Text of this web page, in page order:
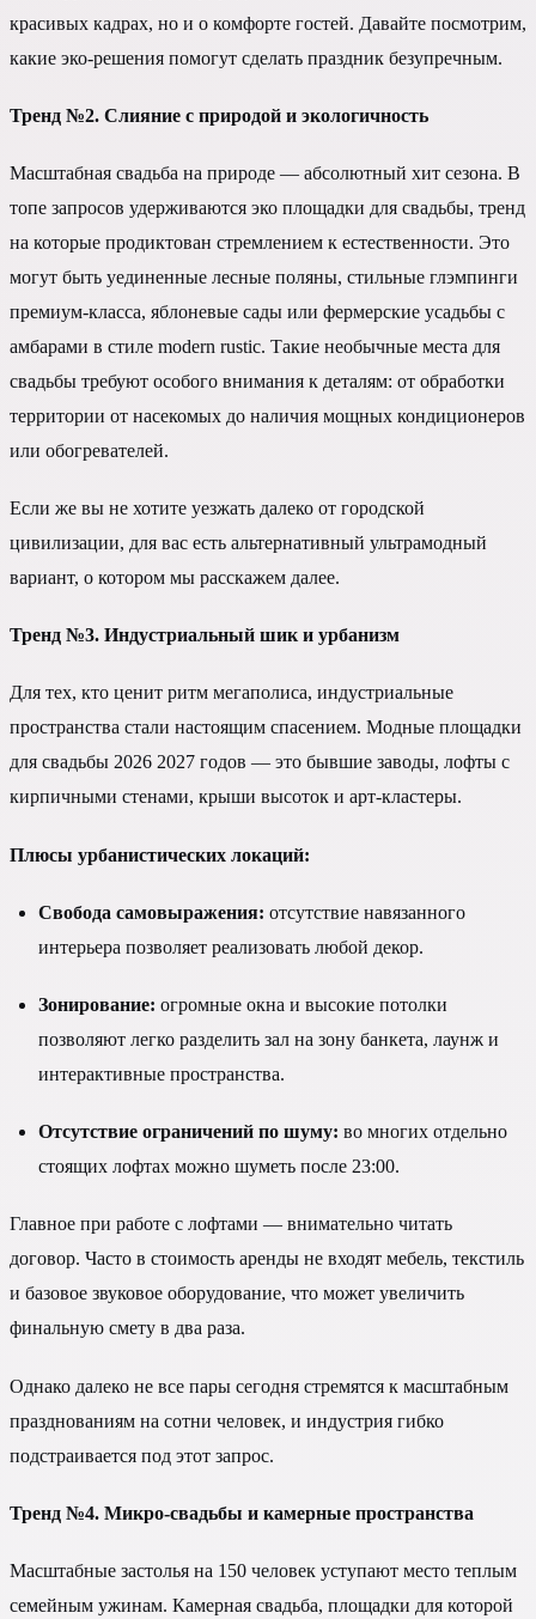
красивых кадрах, но и о комфорте гостей. Давайте посмотрим,
какие эко-решения помогут сделать праздник безупречным.
Тренд №2. Слияние с природой и экологичность
Масштабная свадьба на природе — абсолютный хит сезона. В
топе запросов удерживаются эко площадки для свадьбы, тренд
на которые продиктован стремлением к естественности. Это
могут быть уединенные лесные поляны, стильные глэмпинги
премиум-класса, яблоневые сады или фермерские усадьбы с
амбарами в стиле modern rustiс. Такие необычные места для
свадьбы требуют особого внимания к деталям: от обработки
территории от насекомых до наличия мощных кондиционеров
или обогревателей.
Если же вы не хотите уезжать далеко от городской
цивилизации, для вас есть альтернативный ультрамодный
вариант, о котором мы расскажем далее.
Тренд №3. Индустриальный шик и урбанизм
Для тех, кто ценит ритм мегаполиса, индустриальные
пространства стали настоящим спасением. Модные площадки
для свадьбы 2026 2027 годов — это бывшие заводы, лофты с
кирпичными стенами, крыши высоток и арт-кластеры.
Плюсы урбанистических локаций:
Свобода самовыражения: отсутствие навязанного
интерьера позволяет реализовать любой декор.
Зонирование: огромные окна и высокие потолки
позволяют легко разделить зал на зону банкета, лаунж и
интерактивные пространства.
Отсутствие ограничений по шуму: во многих отдельно
стоящих лофтах можно шуметь после 23:00.
Главное при работе с лофтами — внимательно читать
договор. Часто в стоимость аренды не входят мебель, текстиль
и базовое звуковое оборудование, что может увеличить
финальную смету в два раза.
Однако далеко не все пары сегодня стремятся к масштабным
празднованиям на сотни человек, и индустрия гибко
подстраивается под этот запрос.
Тренд №4. Микро-свадьбы и камерные пространства
Масштабные застолья на 150 человек уступают место теплым
семейным ужинам. Камерная свадьба, площадки для которой